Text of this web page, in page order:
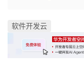
软件开发云